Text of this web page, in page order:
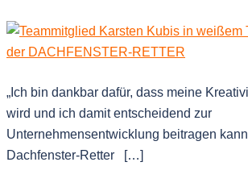
„Ich bin dankbar dafür, dass meine
wird und ich damit entscheidend zur
Unternehmensentwicklung beitragen
Dachfenster-Retter […]